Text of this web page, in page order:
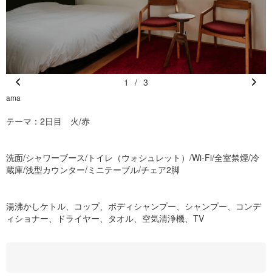
Pr
vi
u
s
ama
1 / 3
テーマ：2日目 火/赤
洗面/シャワーブース/トイレ（ウォシュレット）/Wi-Fi/全室禁煙/冷
蔵庫/浅型カウンター/ミニテーブル/チェア2脚
湯沸かしケトル、コップ、ボディシャンプー、シャンプー、コンデ
ィショナー、ドライヤー、タオル、空気清浄機、TV